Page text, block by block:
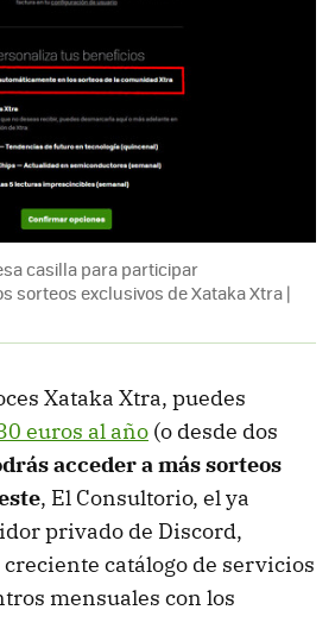
casilla para participar
sorteos exclusivos de Xataka Xtra |
Xataka Xtra, puedes
euros al año (o desde dos
acceder a más sorteos
, El Consultorio, el ya
privado de Discord,
catálogo de servicios
mensuales con los